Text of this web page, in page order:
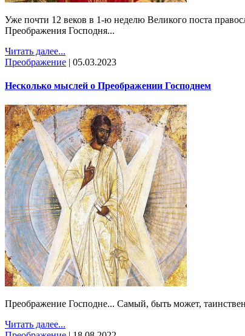
Уже почти 12 веков в 1-ю неделю Великого поста
Преображения Господня...
Читать далее...
Преображение | 05.03.2023
Несколько мыслей о Преображении Господнем
Преображение Господне... Самый, быть может,
Читать далее...